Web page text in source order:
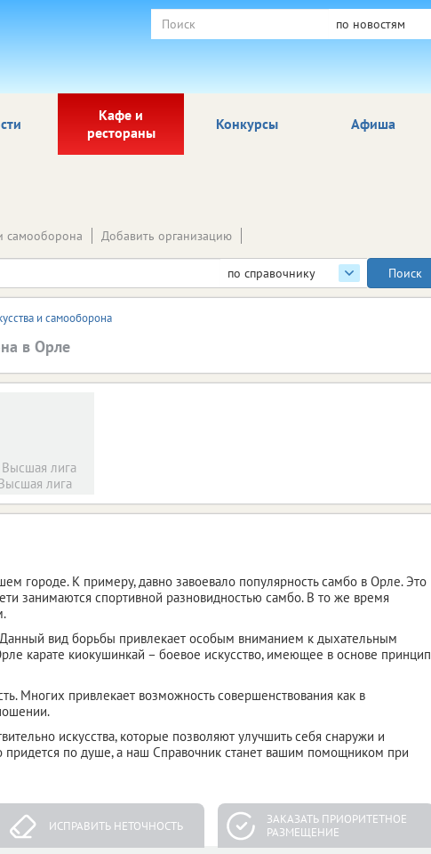
по новостям
Кафе и
рестораны
Афиша
Конкурсы
по справочнику
самооборона Добавить организацию
и самооборона
в Орле
лига
лига
городе. К примеру, давно завоевало популярность самбо в Орле. Это
занимаются спортивной разновидностью самбо. В то же время
вид борьбы привлекает особым вниманием к дыхательным
карате киокушинкай – боевое искусство, имеющее в основе принцип
Многих привлекает возможность совершенствования как в
искусства, которые позволяют улучшить себя снаружи и
придется по душе, а наш Справочник станет вашим помощником при
ИСПРАВИТЬ НЕТОЧНОСТЬ
ЗАКАЗАТЬ ПРИОРИТЕТНОЕ
РАЗМЕЩЕНИЕ